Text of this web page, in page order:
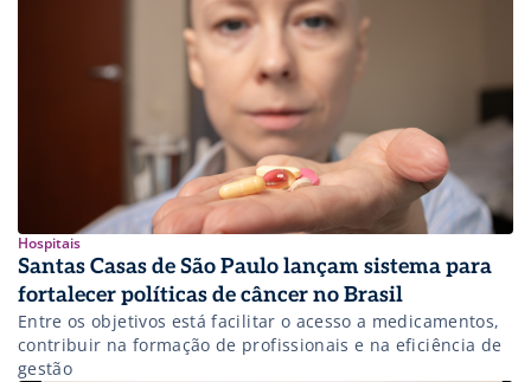
Hospitais
Santas Casas de São Paulo lançam sistema para
fortalecer políticas de câncer no Brasil
Entre os objetivos está facilitar o acesso a medicamentos,
contribuir na formação de profissionais e na eficiência de
gestão